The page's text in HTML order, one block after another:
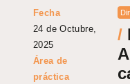
Fecha
24 de Octubre,
2025
Área de
práctica
/